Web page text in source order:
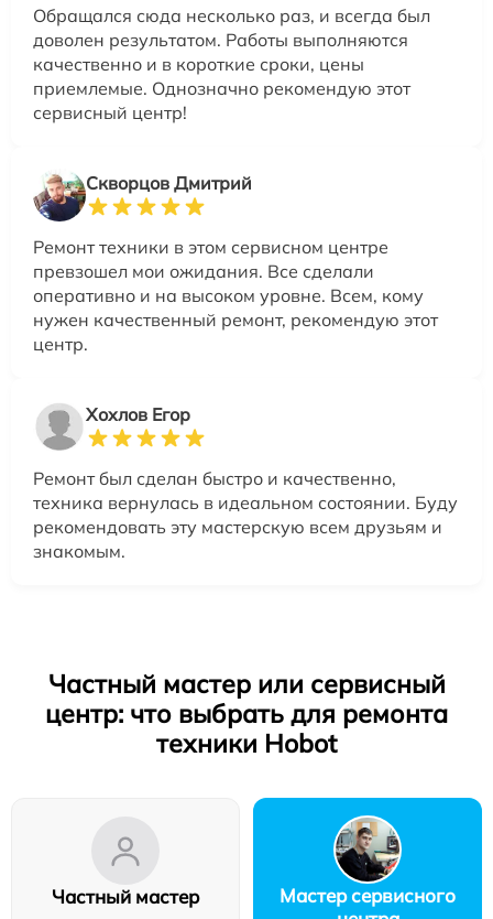
Обращался сюда несколько раз, и всегда был
доволен результатом. Работы выполняются
качественно и в короткие сроки, цены
приемлемые. Однозначно рекомендую этот
сервисный центр!
Скворцов Дмитрий
Ремонт техники в этом сервисном центре
превзошел мои ожидания. Все сделали
оперативно и на высоком уровне. Всем, кому
нужен качественный ремонт, рекомендую этот
центр.
Хохлов Егор
Ремонт был сделан быстро и качественно,
техника вернулась в идеальном состоянии. Буду
рекомендовать эту мастерскую всем друзьям и
знакомым.
Частный мастер или сервисный
центр: что выбрать для ремонта
техники Hobot
Частный мастер
Мастер сервисного